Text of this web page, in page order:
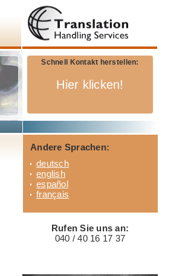
Schnell Kontakt herstellen:
Hier klicken!
Andere Sprachen:
deutsch
english
español
français
Rufen Sie uns an:
040 / 40 16 17 37